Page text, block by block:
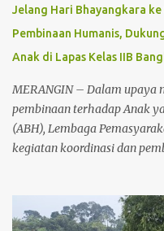
Jelang Hari Bhayangkara
Pembinaan Humanis,
Anak di Lapas Kelas IIB
MERANGIN – Dalam upaya
pembinaan terhadap Anak
(ABH), Lembaga
kegiatan koordinasi dan
dihadiri unsur Forum
serta aparat penegak